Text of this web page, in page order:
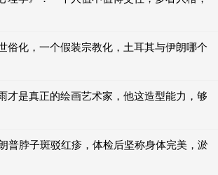
俗化，一个假装宗教化，土耳其与伊朗哪个
才是真正的绘画艺术家，他这造型能力，够
普脖子斑驳红疹，体检后坚称身体完美，淤